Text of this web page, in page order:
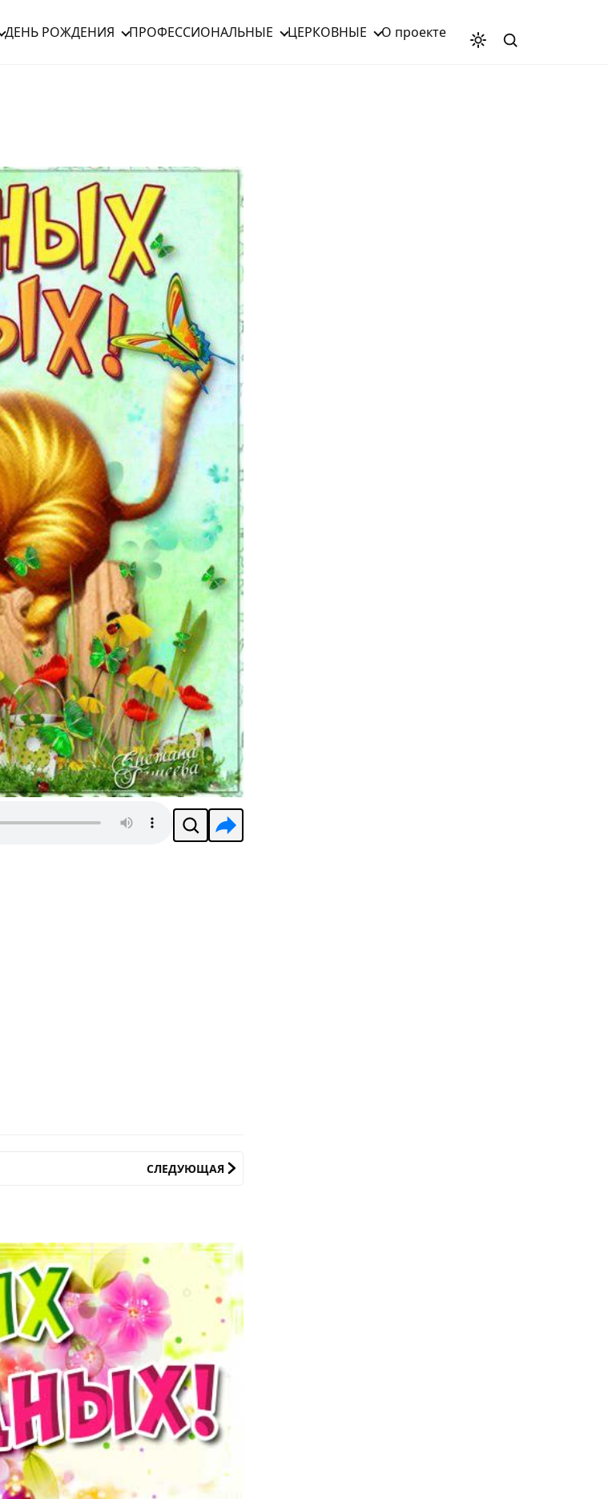
ДЕНЬ РОЖДЕНИЯ ПРОФЕССИОНАЛЬНЫЕ ЦЕРКОВНЫЕ О проекте
СЛЕДУЮЩАЯ